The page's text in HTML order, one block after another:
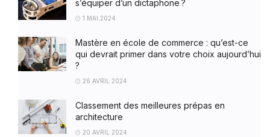
s’équiper d’un dictaphone ?
1 MAI 2024
Mastère en école de commerce : qu’est-ce
qui devrait primer dans votre choix aujourd’hui
?
26 AVRIL 2024
Classement des meilleures prépas en
architecture
20 AVRIL 2024